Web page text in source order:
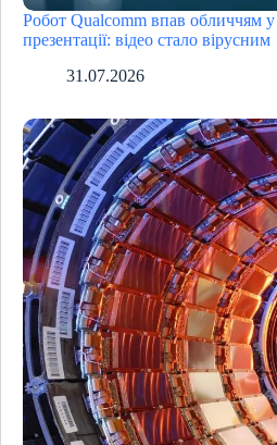
Робот Qualcomm впав обличчям у
презентації: відео стало вірусним
31.07.2026